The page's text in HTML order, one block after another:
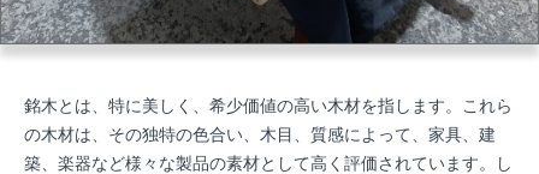
銘木とは、特に美しく、希少価値の高い木材を指します。これら
の木材は、その独特の色合い、木目、質感によって、家具、建
築、楽器など様々な製品の素材として高く評価されています。し